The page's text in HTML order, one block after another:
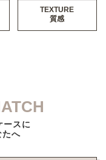
TEXTURE
質感
スに
たへ